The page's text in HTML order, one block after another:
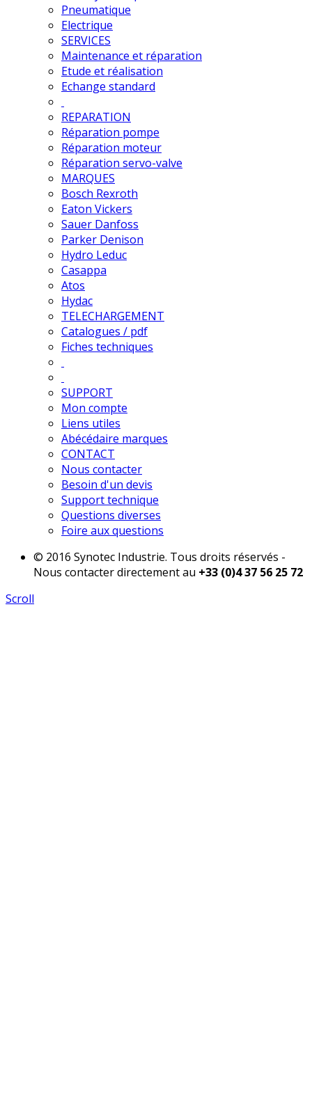
Pneumatique
Electrique
SERVICES
Maintenance et réparation
Etude et réalisation
Echange standard
REPARATION
Réparation pompe
Réparation moteur
Réparation servo-valve
MARQUES
Bosch Rexroth
Eaton Vickers
Sauer Danfoss
Parker Denison
Hydro Leduc
Casappa
Atos
Hydac
TELECHARGEMENT
Catalogues / pdf
Fiches techniques
SUPPORT
Mon compte
Liens utiles
Abécédaire marques
CONTACT
Nous contacter
Besoin d'un devis
Support technique
Questions diverses
Foire aux questions
© 2016 Synotec Industrie. Tous droits réservés -
Nous contacter directement au +33 (0)4 37 56 25 72
Scroll